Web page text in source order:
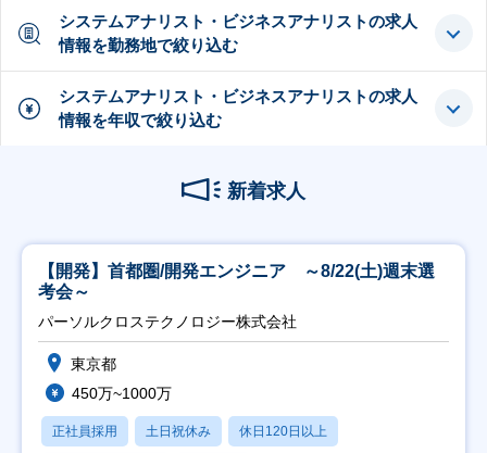
システムアナリスト・ビジネスアナリストの求人
情報を勤務地で絞り込む
システムアナリスト・ビジネスアナリストの求人
情報を年収で絞り込む
新着求人
【開発】首都圏/開発エンジニア ～8/22(土)週末選
考会～
パーソルクロステクノロジー株式会社
東京都
450万~1000万
正社員採用 土日祝休み 休日120日以上